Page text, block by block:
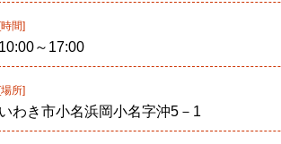
[時間]
10:00～17:00
[場所]
いわき市小名浜岡小名字沖5－1